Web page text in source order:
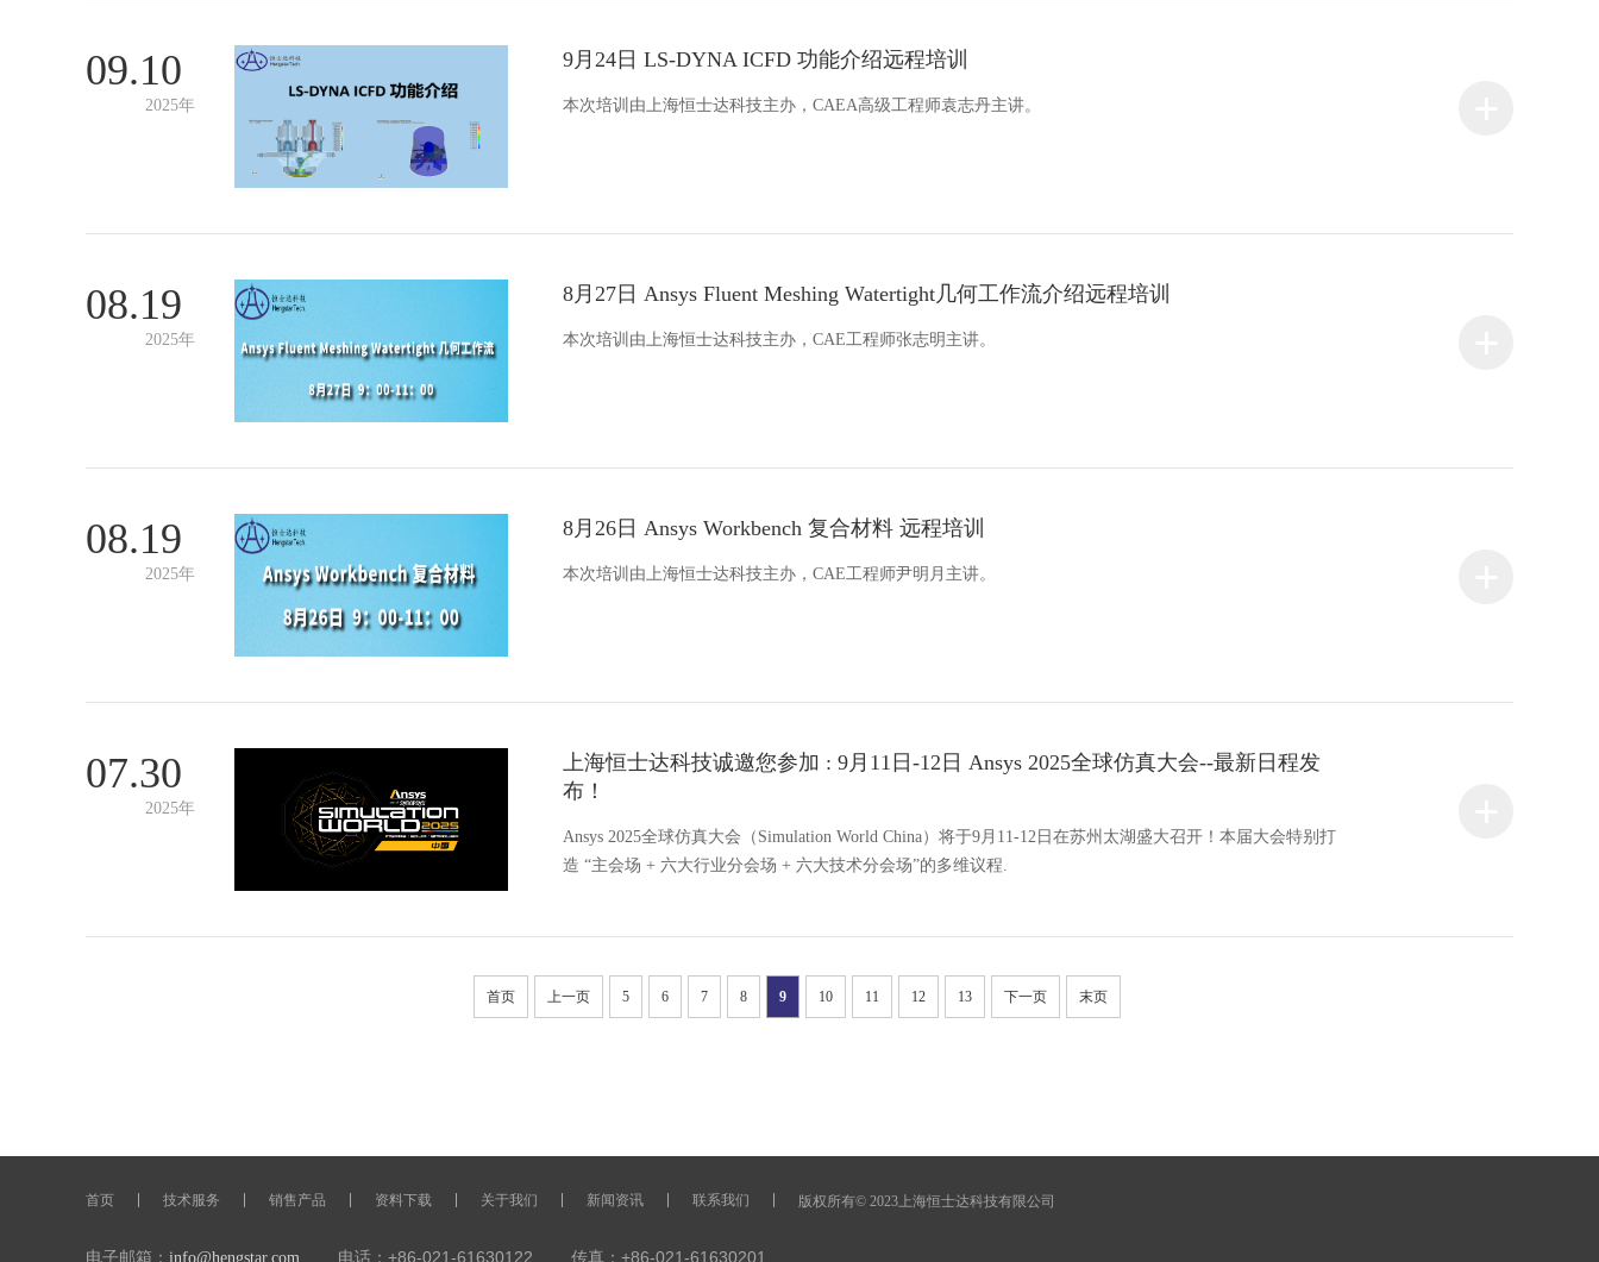
09.10
2025年
9月24日 LS-DYNA ICFD 功能介绍远程培训
本次培训由上海恒士达科技主办，CAEA高级工程师袁志丹主讲。
08.19
2025年
8月27日 Ansys Fluent Meshing Watertight几何工作流介绍远程培训
本次培训由上海恒士达科技主办，CAE工程师张志明主讲。
08.19
2025年
8月26日 Ansys Workbench 复合材料 远程培训
本次培训由上海恒士达科技主办，CAE工程师尹明月主讲。
07.30
2025年
上海恒士达科技诚邀您参加 : 9月11日-12日 Ansys 2025全球仿真大会--最新日程发
布！
Ansys 2025全球仿真大会（Simulation World China）将于9月11-12日在苏州太湖盛大召开！本届大会特别打
造 “主会场 + 六大行业分会场 + 六大技术分会场”的多维议程.
首页 上一页 5 6 7 8 9 10 11 12 13 下一页 末页
首页 技术服务 销售产品 资料下载 关于我们 新闻资讯 联系我们 版权所有© 2023上海恒士达科技有限公司
电子邮箱： info@hengstar.com 电话：+86-021-61630122 传真：+86-021-61630201